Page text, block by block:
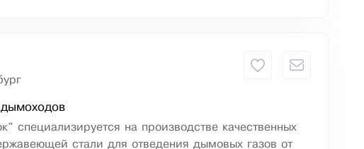
специализируется на производстве качественных
стали для отведения дымовых газов от